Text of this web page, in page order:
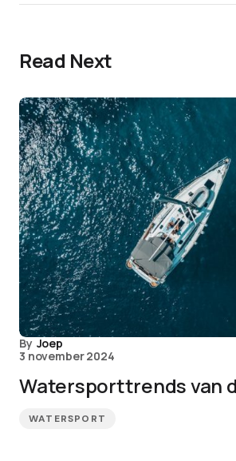
Read Next
By Joep
3 november 2024
Watersporttrends van
WATERSPORT